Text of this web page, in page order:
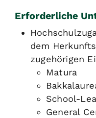
Erforderliche
dem
zugehörigen
Matura
School-
General